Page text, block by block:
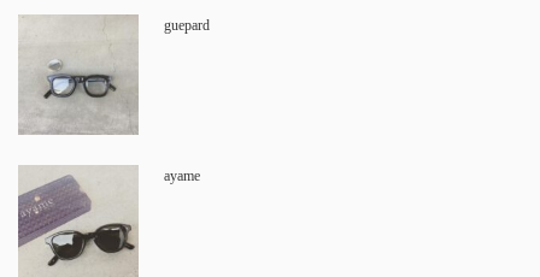
guepard
ayame